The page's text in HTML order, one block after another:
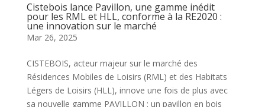
Cistebois lance Pavillon, une gamme inédit
pour les RML et HLL, conforme à la RE2020 :
une innovation sur le marché
Mar 26, 2025
CISTEBOIS, acteur majeur sur le marché des
Résidences Mobiles de Loisirs (RML) et des Habitats
Légers de Loisirs (HLL), innove une fois de plus avec
sa nouvelle gamme PAVILLON : un pavillon en bois